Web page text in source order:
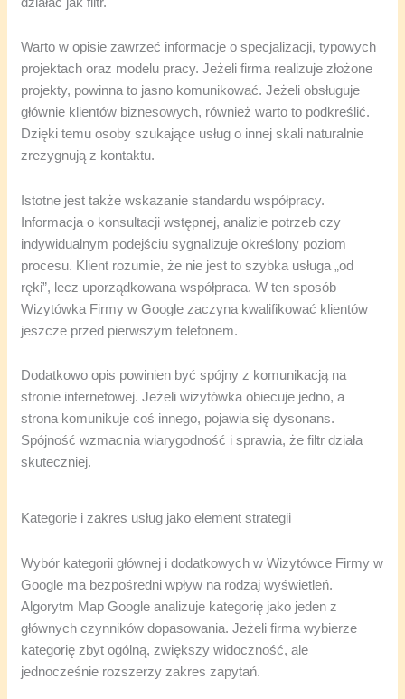
Warto w opisie zawrzeć informacje o specjalizacji, typowych
projektach oraz modelu pracy. Jeżeli firma realizuje złożone
projekty, powinna to jasno komunikować. Jeżeli obsługuje
głównie klientów biznesowych, również warto to podkreślić.
Dzięki temu osoby szukające usług o innej skali naturalnie
zrezygnują z kontaktu.
Istotne jest także wskazanie standardu współpracy.
Informacja o konsultacji wstępnej, analizie potrzeb czy
indywidualnym podejściu sygnalizuje określony poziom
procesu. Klient rozumie, że nie jest to szybka usługa „od
ręki”, lecz uporządkowana współpraca. W ten sposób
Wizytówka Firmy w Google zaczyna kwalifikować klientów
jeszcze przed pierwszym telefonem.
Dodatkowo opis powinien być spójny z komunikacją na
stronie internetowej. Jeżeli wizytówka obiecuje jedno, a
strona komunikuje coś innego, pojawia się dysonans.
Spójność wzmacnia wiarygodność i sprawia, że filtr działa
skuteczniej.
Kategorie i zakres usług jako element strategii
Wybór kategorii głównej i dodatkowych w Wizytówce Firmy w
Google ma bezpośredni wpływ na rodzaj wyświetleń.
Algorytm Map Google analizuje kategorię jako jeden z
głównych czynników dopasowania. Jeżeli firma wybierze
kategorię zbyt ogólną, zwiększy widoczność, ale
jednocześnie rozszerzy zakres zapytań.